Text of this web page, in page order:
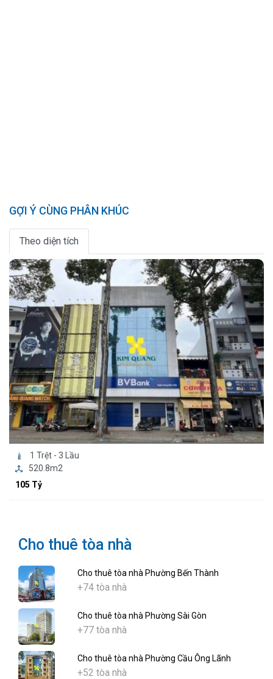
GỢI Ý CÙNG PHÂN KHÚC
Theo diện tích
1 Trệt - 3 Lầu
520.8m2
105 Tỷ
Cho thuê tòa nhà
Cho thuê tòa nhà Phường Bến Thành
+74 tòa nhà
Cho thuê tòa nhà Phường Sài Gòn
+77 tòa nhà
Cho thuê tòa nhà Phường Cầu Ông Lãnh
+52 tòa nhà